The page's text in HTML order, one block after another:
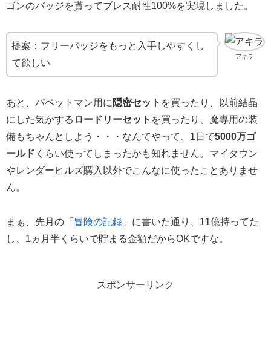
ゴンのバッジを貰ってブレス耐性100%を実現しました。
アキラ
提案：フリーバッジをもっと入手しやすくし
て欲しい
あと、パペットマン用に 隠密セット を買ったり、以前結晶
にした気がする ロードリーセット を買ったり、魔専用の装
備もちゃんとしよう・・・なんてやって、1日で5000万ゴ
ールド くらい使ってしまったかも知れません。マイタウン
やレンダーヒルズ購入以外でこんなに使ったことありませ
ん。
まぁ、先月の「 冒険の記録 」に書いた通り、11億持ってた
し、1ヵ月半くらいで貯まる金額だからOKですな。
スポンサーリンク